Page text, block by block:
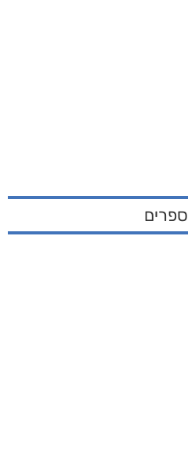
ספרים